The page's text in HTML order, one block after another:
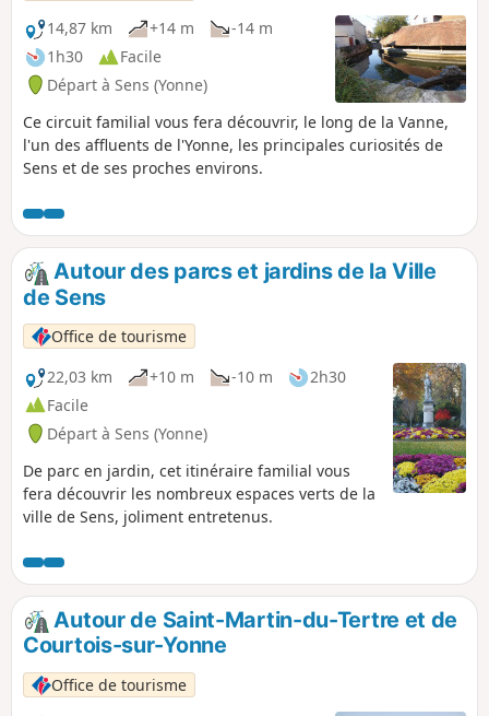
14,87 km
+14 m
-14 m
1h30
Facile
Départ à Sens (Yonne)
Ce circuit familial vous fera découvrir, le long de la Vanne,
l'un des affluents de l'Yonne, les principales curiosités de
Sens et de ses proches environs.
Autour des parcs et jardins de la Ville
de Sens
Office de tourisme
22,03 km
+10 m -10 m
2h30
Facile
Départ à Sens (Yonne)
De parc en jardin, cet itinéraire familial vous
fera découvrir les nombreux espaces verts de la
ville de Sens, joliment entretenus.
Autour de Saint-Martin-du-Tertre et de
Courtois-sur-Yonne
Office de tourisme